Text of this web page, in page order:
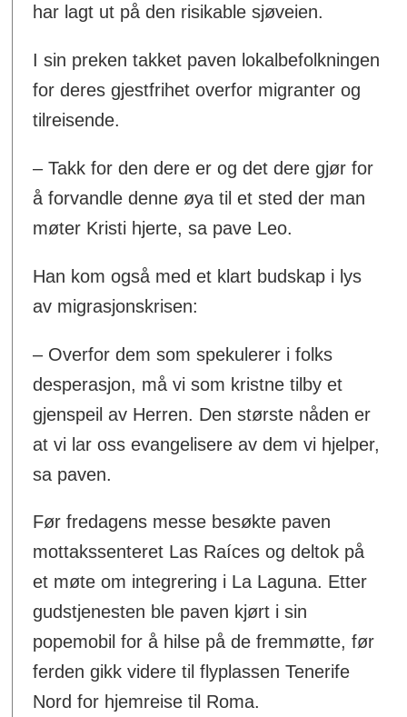
har lagt ut på den risikable sjøveien.
I sin preken takket paven lokalbefolkningen
for deres gjestfrihet overfor migranter og
tilreisende.
– Takk for den dere er og det dere gjør for
å forvandle denne øya til et sted der man
møter Kristi hjerte, sa pave Leo.
Han kom også med et klart budskap i lys
av migrasjonskrisen:
– Overfor dem som spekulerer i folks
desperasjon, må vi som kristne tilby et
gjenspeil av Herren. Den største nåden er
at vi lar oss evangelisere av dem vi hjelper,
sa paven.
Før fredagens messe besøkte paven
mottakssenteret Las Raíces og deltok på
et møte om integrering i La Laguna. Etter
gudstjenesten ble paven kjørt i sin
popemobil for å hilse på de fremmøtte, før
ferden gikk videre til flyplassen Tenerife
Nord for hjemreise til Roma.